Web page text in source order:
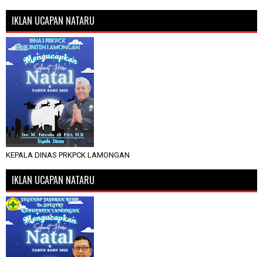
IKLAN UCAPAN NATARU
KEPALA DINAS PRKPCK LAMONGAN
IKLAN UCAPAN NATARU